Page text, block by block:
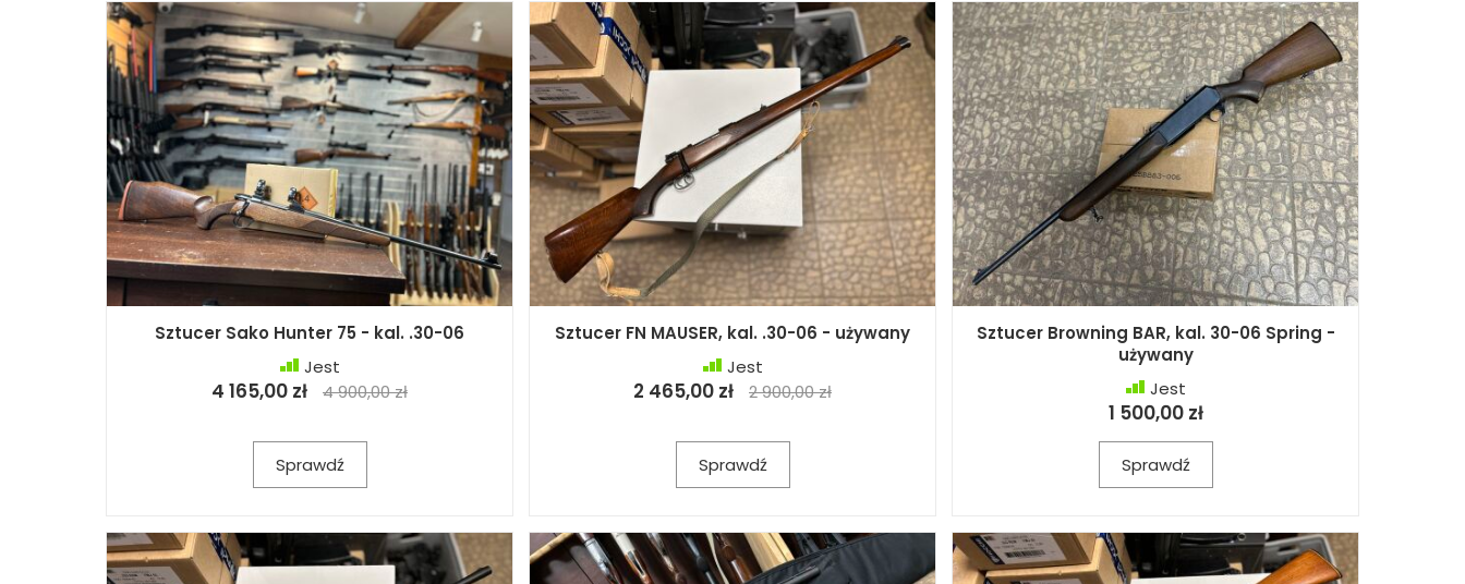
Sztucer Sako Hunter 75 - kal. .30-06
Jest
4 165,00 zł 4 900,00 zł
Sprawdź
Sztucer FN MAUSER, kal. .30-06 - używany
Jest
2 465,00 zł 2 900,00 zł
Sprawdź
Sztucer Browning BAR, kal. 30-06 Spring -
używany
Jest
1 500,00 zł
Sprawdź